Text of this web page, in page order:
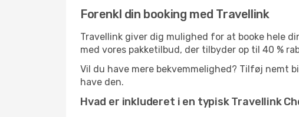
Forenkl din booking med Travellink
Travellink giver dig mulighed for at booke hele
med vores pakketilbud, der tilbyder op til 40 %
Vil du have mere bekvemmelighed? Tilføj nemt
have den.
Hvad er inkluderet i en typisk Travellink